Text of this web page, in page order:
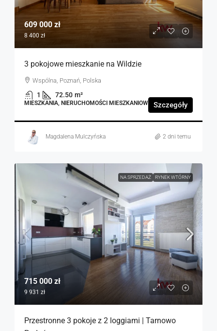
609 000 zł
8 400 zł
3 pokojowe mieszkanie na Wildzie
Wspólna, Poznań, Polska
1 72.50 m²
MIESZKANIA, NIERUCHOMOŚCI MIESZKANIOWE Szczegóły
Magdalena Mulczyńska 2 dni temu
NA SPRZEDAŻ RYNEK WTÓRNY
715 000 zł
9 931 zł
Przestronne 3 pokoje z 2 loggiami | Tarnowo